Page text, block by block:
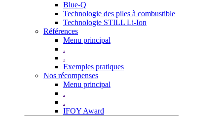
Blue-Q
Technologie des piles à combustible
Technologie STILL Li-Ion
Références
Menu principal
.
.
Exemples pratiques
Nos récompenses
Menu principal
.
.
IFOY Award